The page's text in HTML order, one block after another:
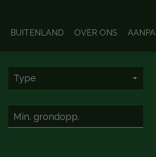
BUITENLAND OVER ONS
Type